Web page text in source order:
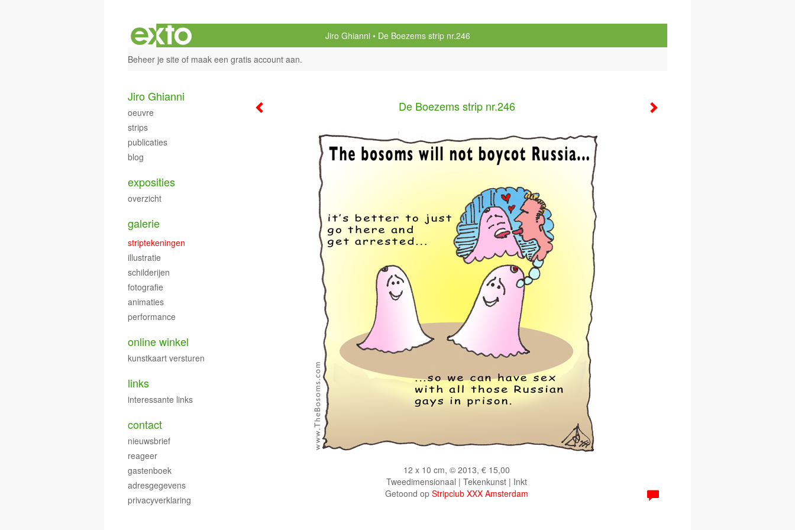
Jiro Ghianni
De Boezems strip nr.246
Beheer je site of maak een gratis account aan.
De Boezems strip nr.246
12 x 10 cm, © 2013, € 15,00
Tweedimensionaal | Tekenkunst | Inkt
Getoond op Stripclub XXX Amsterdam
Jiro Ghianni
oeuvre
strips
publicaties
blog
exposities
overzicht
galerie
striptekeningen
illustratie
schilderijen
fotografie
animaties
performance
online winkel
kunstkaart versturen
links
interessante links
contact
nieuwsbrief
reageer
gastenboek
adresgegevens
privacyverklaring